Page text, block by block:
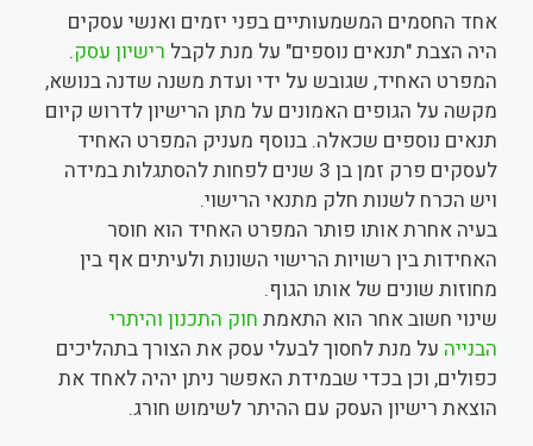
אחד החסמים המשמעותיים בפני יזמים ואנשי עסקים
היה הצבת "תנאים נוספים" על מנת לקבל רישיון עסק.
המפרט האחיד, שגובש על ידי ועדת משנה שדנה בנושא,
מקשה על הגופים האמונים על מתן הרישיון לדרוש קיום
תנאים נוספים שכאלה. בנוסף מעניק המפרט האחיד
לעסקים פרק זמן בן 3 שנים לפחות להסתגלות במידה
ויש הכרח לשנות חלק מתנאי הרישוי.
בעיה אחרת אותו פותר המפרט האחיד הוא חוסר
האחידות בין רשויות הרישוי השונות ולעיתים אף בין
מחוזות שונים של אותו הגוף.
שינוי חשוב אחר הוא התאמת חוק התכנון והיתרי
הבנייה על מנת לחסוך לבעלי עסק את הצורך בתהליכים
כפולים, וכן בכדי שבמידת האפשר ניתן יהיה לאחד את
הוצאת רישיון העסק עם ההיתר לשימוש חורג.